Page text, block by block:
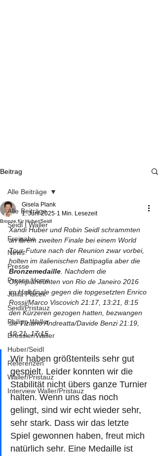
Beitrag
Alle Beiträge
Seidl I Waller
Freigabe
News
Presse
Presse Home
Julila Placek
Seidl/Pristauz
Philipp Waller
Dressler/Waller
Huber/Seidl
Referenzen
Waller/Pristauz
Interview Waller/Pristauz
Alle Beiträge
Bronze für Huber/Seidl
Gisela Plank
1. Juni 2025 1 Min. Lesezeit
Xandi Huber und Robin Seidl schrammten
an ihrem zweiten Finale bei einem World
Tour-Future nach der Reunion zwar vorbei,
holten im italienischen Battipaglia aber die
Bronzemedaille . Nachdem die
Olympianeunten von Rio de Janeiro 2016
im Halbfinale gegen die topgesetzten Enrico
Rossi/Marco Viscovich 21:17, 13:21, 8:15
den Kürzeren gezogen hatten, bezwangen
sie Tiziano Andreatta/Davide Benzi 21:19,
19:21, 17:15.
Wir haben größtenteils sehr gut
gespielt. Leider konnten wir die
Stabilität nicht übers ganze Turnier
halten. Wenn uns das noch
gelingt, sind wir echt wieder sehr,
sehr stark. Dass wir das letzte
Spiel gewonnen haben, freut mich
natürlich sehr. Eine Medaille ist